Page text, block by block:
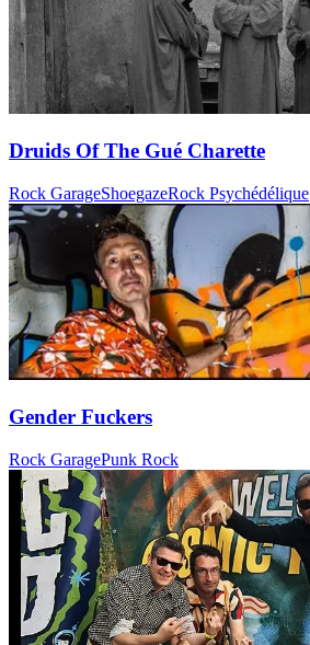
Druids Of The Gué Charette
Rock GarageShoegazeRock Psychédélique
Gender Fuckers
Rock GaragePunk Rock